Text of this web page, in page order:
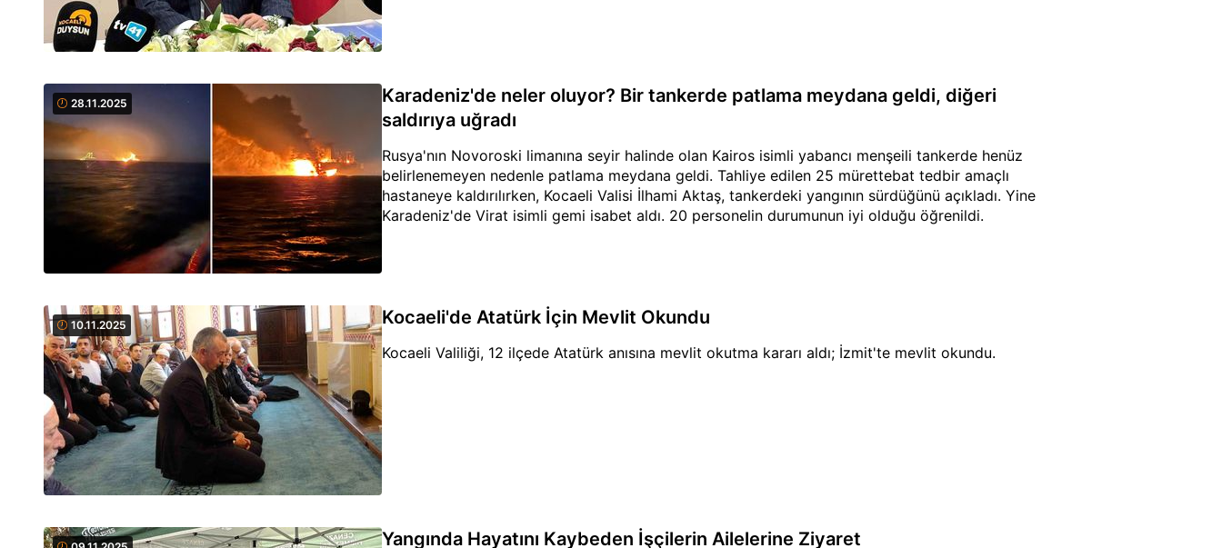
28.11.2025
Karadeniz'de neler oluyor? Bir tankerde patlama meydana geldi, diğeri
saldırıya uğradı
Rusya'nın Novoroski limanına seyir halinde olan Kairos isimli yabancı menşeili tankerde henüz
belirlenemeyen nedenle patlama meydana geldi. Tahliye edilen 25 mürettebat tedbir amaçlı
hastaneye kaldırılırken, Kocaeli Valisi İlhami Aktaş, tankerdeki yangının sürdüğünü açıkladı. Yine
Karadeniz'de Virat isimli gemi isabet aldı. 20 personelin durumunun iyi olduğu öğrenildi.
10.11.2025 Kocaeli'de Atatürk İçin Mevlit Okundu
Kocaeli Valiliği, 12 ilçede Atatürk anısına mevlit okutma kararı aldı; İzmit'te mevlit okundu.
Yangında Hayatını Kaybeden İşçilerin Ailelerine Ziyaret